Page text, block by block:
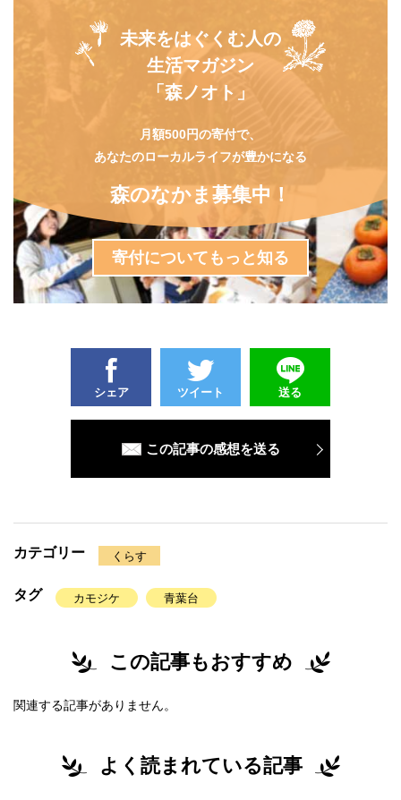
未来をはぐくむ人の
生活マガジン
「森ノオト」
月額500円の寄付で、
あなたのローカルライフが豊かになる
森のなかま募集中！
寄付についてもっと知る
シェア ツイート 送る
この記事の感想を送る
カテゴリー くらす
タグ カモジケ 青葉台
この記事もおすすめ
関連する記事がありません。
よく読まれている記事